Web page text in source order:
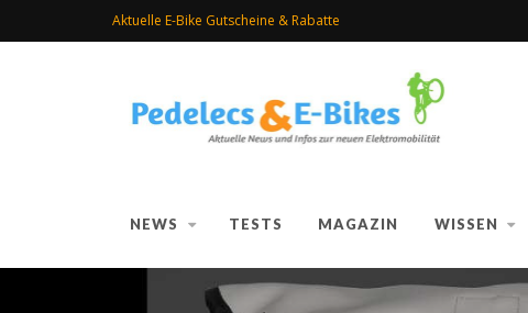
Aktuelle E-Bike Gutscheine & Rabatte
NEWS TESTS MAGAZIN WISSEN